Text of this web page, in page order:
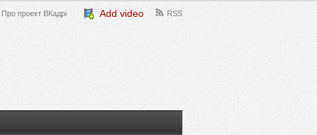
Про проект ВКадрі Add video RSS